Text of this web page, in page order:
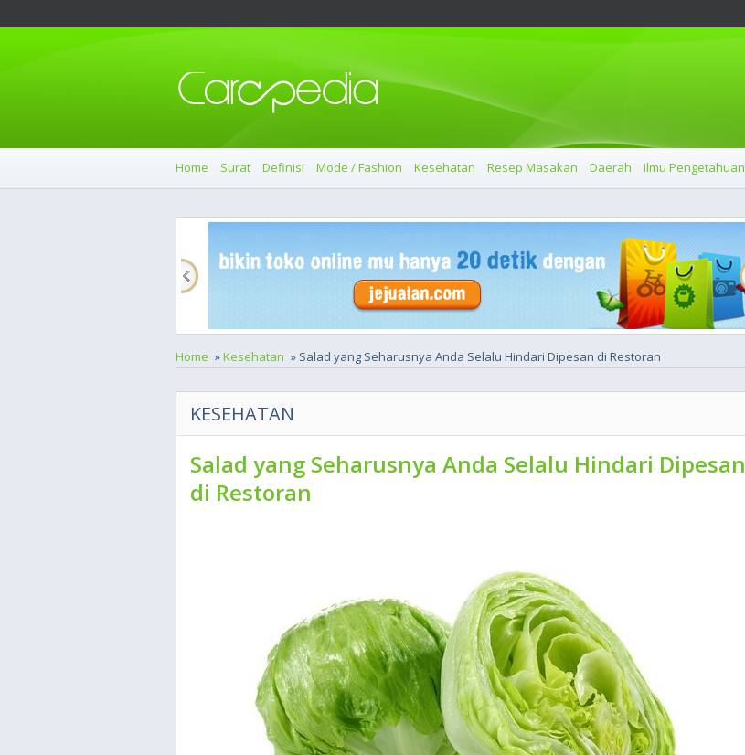
Home Surat Definisi Mode / Fashion Kesehatan Resep Masakan Daerah Ilmu Pengetahuan
Home »Kesehatan » Salad yang Seharusnya Anda Selalu Hindari Dipesan di Restoran
KESEHATAN
Salad yang Seharusnya Anda Selalu Hindari Dipesan
di Restoran